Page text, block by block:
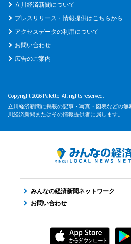
立川経済新聞について
プレスリリース・情報提供はこちらから
アクセスデータの利用について
お問い合わせ
広告のご案内
Copyright 2026 Palette. All rights reserved.
立川経済新聞に掲載の記事・写真・図表などの
川経済新聞またはその情報提供者に属します。
みんなの経済新聞ネットワーク
お問い合わせ